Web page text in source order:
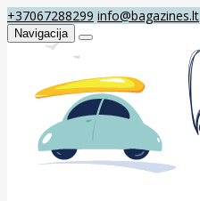
+37067288299 info@bagazines.lt
Navigacija